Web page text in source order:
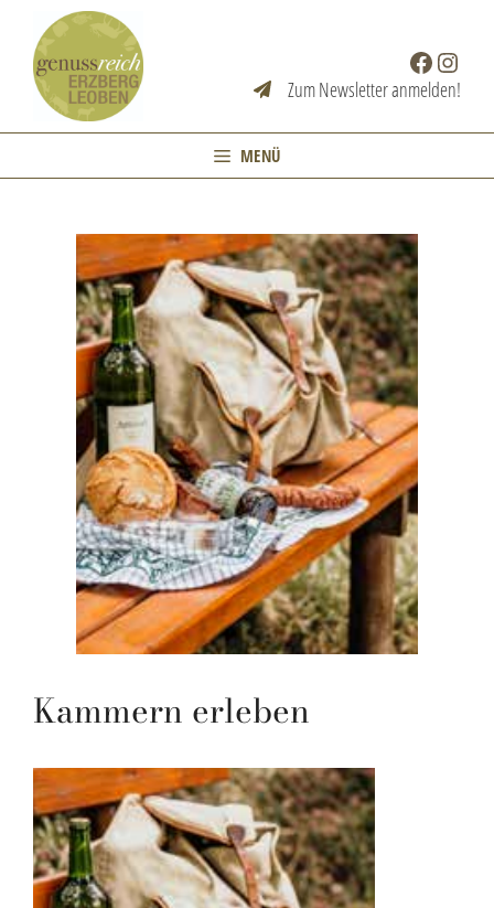
springen
Facebook
Zum Newsletter anmelden!
MENÜ
Kammern erleben